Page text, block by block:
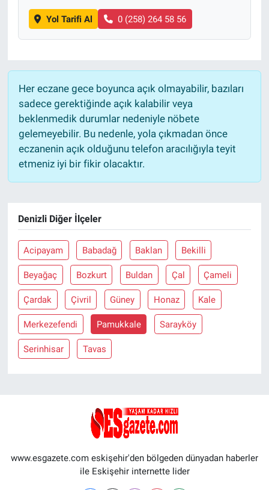
Yol Tarifi Al 0 (258) 264 58 56
Her eczane gece boyunca açık olmayabilir, bazıları
sadece gerektiğinde açık kalabilir veya
beklenmedik durumlar nedeniyle nöbete
gelemeyebilir. Bu nedenle, yola çıkmadan önce
eczanenin açık olduğunu telefon aracılığıyla teyit
etmeniz iyi bir fikir olacaktır.
Denizli Diğer İlçeler
Acipayam Babadağ Baklan Bekilli
Beyağaç Bozkurt Buldan Çal Çameli
Çardak Çivril Güney Honaz Kale
Merkezefendi Pamukkale Sarayköy
Serinhisar Tavas
www.esgazete.com eskişehir'den bölgeden dünyadan haberler
ile Eskişehir internette lider